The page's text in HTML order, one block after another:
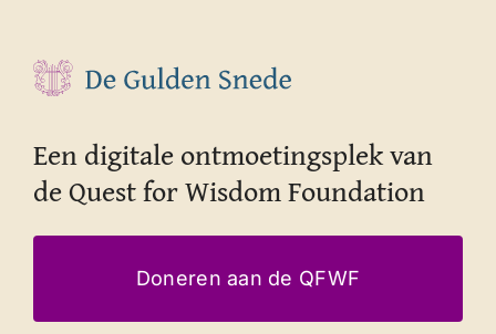
Een digitale ontmoetingsplek van
de Quest for Wisdom Foundation
Doneren aan de QFWF